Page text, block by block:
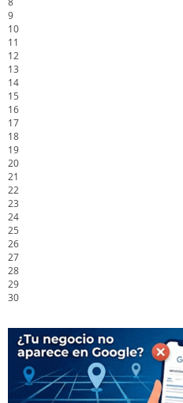
9
10
11
12
13
14
15
16
17
18
19
20
21
22
23
24
25
26
27
28
29
30